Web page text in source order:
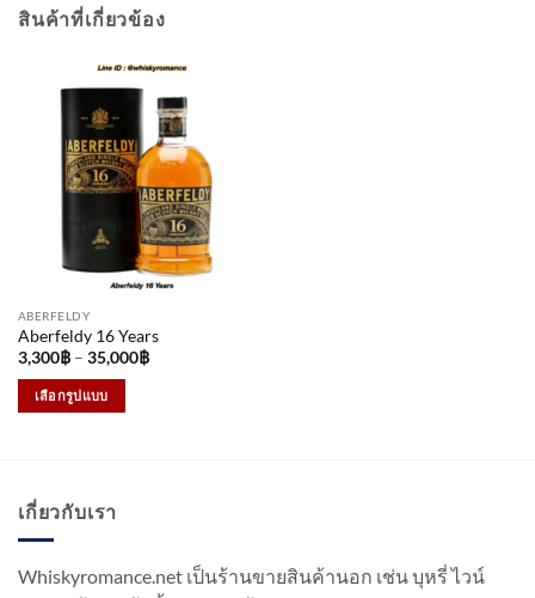
สินค้าที่เกี่ยวข้อง
ABERFELDY
Aberfeldy 16 Years
3,300฿ – 35,000฿Price
เลือกรูปแบบ
multiple
variants.
options
เกี่ยวกับเรา
Whiskyromance.net เป็นร้านขายสินค้านอก เช่น บุหรี่ ไวน์